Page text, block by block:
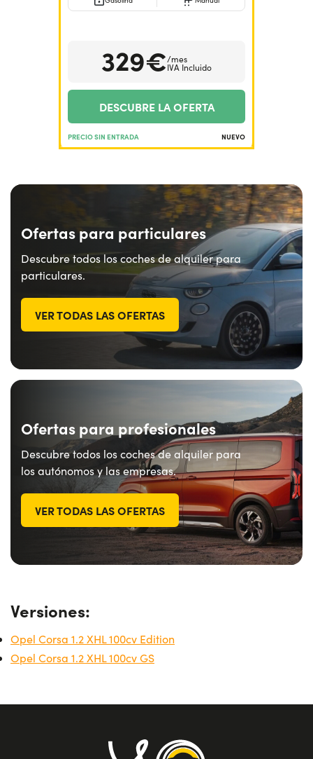
329€/mes
IVA Incluido
DESCUBRE LA OFERTA
PRECIO SIN ENTRADA NUEVO
Ofertas para particulares
Descubre todos los coches de alquiler para
particulares.
VER TODAS LAS OFERTAS
Ofertas para profesionales
Descubre todos los coches de alquiler para
los autónomos y las empresas.
VER TODAS LAS OFERTAS
Versiones:
Opel Corsa 1.2 XHL 100cv Edition
Opel Corsa 1.2 XHL 100cv GS